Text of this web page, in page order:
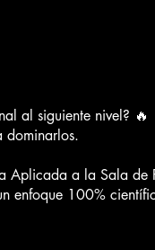
al siguiente nivel? 🔥
dominarlos.
Aplicada a la Sala de
enfoque 100%